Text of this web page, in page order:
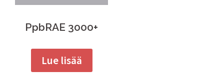
PpbRAE 3000+
Lue lisää